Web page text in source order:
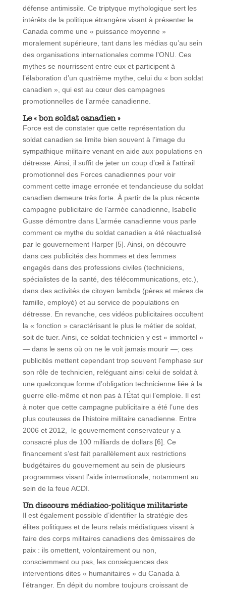
défense antimissile. Ce triptyque mythologique sert les
intérêts de la politique étrangère visant à présenter le
Canada comme une « puissance moyenne »
moralement supérieure, tant dans les médias qu’au sein
des organisations internationales comme l’ONU. Ces
mythes se nourrissent entre eux et participent à
l’élaboration d’un quatrième mythe, celui du « bon soldat
canadien », qui est au cœur des campagnes
promotionnelles de l’armée canadienne.
Le« bon soldat canadien»
Force est de constater que cette représentation du
soldat canadien se limite bien souvent à l’image du
sympathique militaire venant en aide aux populations en
détresse. Ainsi, il suffit de jeter un coup d’œil à l’attirail
promotionnel des Forces canadiennes pour voir
comment cette image erronée et tendancieuse du soldat
canadien demeure très forte. À partir de la plus récente
campagne publicitaire de l’armée canadienne, Isabelle
Gusse démontre dans L’armée canadienne vous parle
comment ce mythe du soldat canadien a été réactualisé
par le gouvernement Harper [5]. Ainsi, on découvre
dans ces publicités des hommes et des femmes
engagés dans des professions civiles (techniciens,
spécialistes de la santé, des télécommunications, etc.),
dans des activités de citoyen lambda (pères et mères de
famille, employé) et au service de populations en
détresse. En revanche, ces vidéos publicitaires occultent
la « fonction » caractérisant le plus le métier de soldat,
soit de tuer. Ainsi, ce soldat-technicien y est « immortel »
— dans le sens où on ne le voit jamais mourir —; ces
publicités mettent cependant trop souvent l’emphase sur
son rôle de technicien, reléguant ainsi celui de soldat à
une quelconque forme d’obligation technicienne liée à la
guerre elle-même et non pas à l’État qui l’emploie. Il est
à noter que cette campagne publicitaire a été l’une des
plus couteuses de l’histoire militaire canadienne. Entre
2006 et 2012, le gouvernement conservateur y a
consacré plus de 100 milliards de dollars [6]. Ce
financement s’est fait parallèlement aux restrictions
budgétaires du gouvernement au sein de plusieurs
programmes visant l’aide internationale, notamment au
sein de la feue ACDI.
Un discours médiatico-politique militariste
Il est également possible d’identifier la stratégie des
élites politiques et de leurs relais médiatiques visant à
faire des corps militaires canadiens des émissaires de
paix : ils omettent, volontairement ou non,
consciemment ou pas, les conséquences des
interventions dites « humanitaires » du Canada à
l’étranger. En dépit du nombre toujours croissant de